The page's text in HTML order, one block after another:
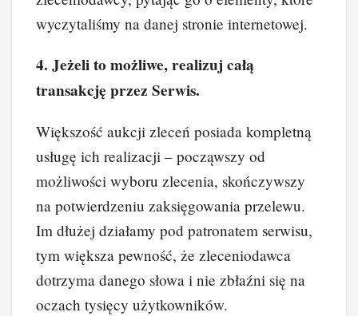
wyczytaliśmy na danej stronie internetowej.
4. Jeżeli to możliwe, realizuj całą
transakcję przez Serwis.
Większość aukcji zleceń posiada kompletną
usługę ich realizacji – począwszy od
możliwości wyboru zlecenia, skończywszy
na potwierdzeniu zaksięgowania przelewu.
Im dłużej działamy pod patronatem serwisu,
tym większa pewność, że zleceniodawca
dotrzyma danego słowa i nie zbłaźni się na
oczach tysięcy użytkowników.